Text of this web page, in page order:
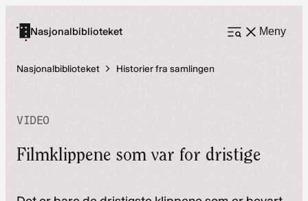
Nasjonalbiblioteket Meny
Åpne
Nasjonalbiblioteket
Historier fra samlingen
VIDEO
Filmklippene som var for dristige